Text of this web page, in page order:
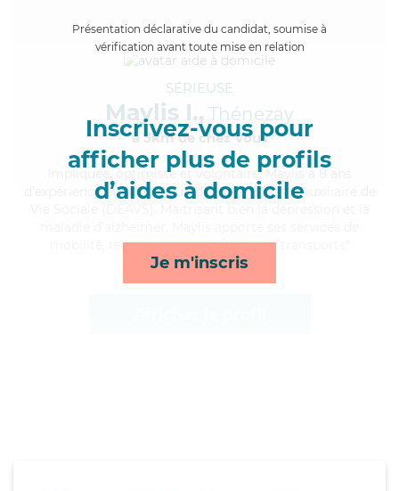
Présentation déclarative du candidat, soumise à
vérification avant toute mise en relation
Inscrivez-vous pour
afficher plus de profils
d’aides à domicile
Je m'inscris
SÉRIEUSE
Maylis I., Thénezay
à 5km de chez Vous
, optimiste et volontaire, Maylis a 8 ans
d'expérience et possède un diplôme d'État d'Auxiliaire de
mobilité, repas, compagnie/loisirs et transports*